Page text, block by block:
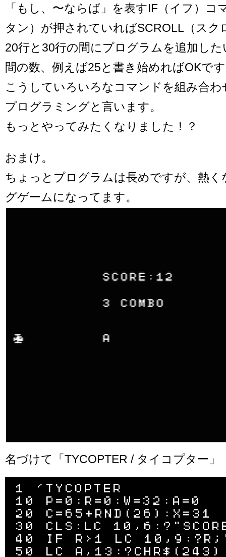
「もし、〜ならば」を表すIF（イフ）コ
タン）が押されていればSCROLL（スク
20行と30行の間にプログラムを追加し
間の数、例えば25と書き始めればOKで
こうしていろいろなコマンドを組み合
プログラミングと言います。
もっとやってみたくなりました！？
おまけ。
ちょっとプログラムは長めですが、熱
グゲームになってます。
名づけて「TYCOPTER / タイコプター」
1 'TYCOPTER
10 P=0:R=0:W=32:A=0
20 C=65+RND(26):X=31
30 CLS:LC
40 IF R>1 LC 10,9:?R;"
50 LC A,13:?CHR$(243)